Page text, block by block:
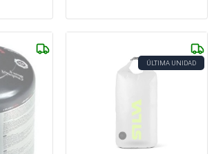
ÚLTIMA UNIDAD